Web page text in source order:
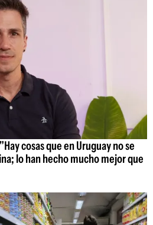
cosas que en Uruguay no se
lo han hecho mucho mejor que